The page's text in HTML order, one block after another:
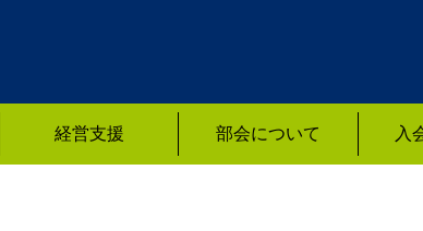
経営支援 部会について 入